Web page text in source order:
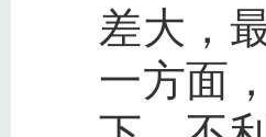
差大，
一方面